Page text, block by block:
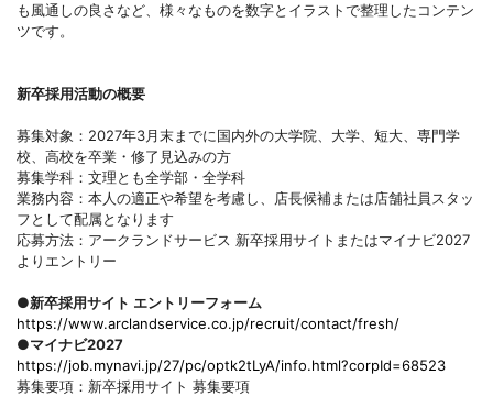
も風通しの良さなど、様々なものを数字とイラストで整理したコンテン
ツです。
新卒採用活動の概要
募集対象：2027年3月末までに国内外の大学院、大学、短大、専門学
校、高校を卒業・修了見込みの方
募集学科：文理とも全学部・全学科
業務内容：本人の適正や希望を考慮し、店長候補または店舗社員スタッ
フとして配属となります
応募方法：アークランドサービス 新卒採用サイトまたはマイナビ2027
よりエントリー
●新卒採用サイト エントリーフォーム
https://www.arclandservice.co.jp/recruit/contact/fresh/
●マイナビ2027
https://job.mynavi.jp/27/pc/optk2tLyA/info.html?corpId=68523
募集要項：新卒採用サイト 募集要項